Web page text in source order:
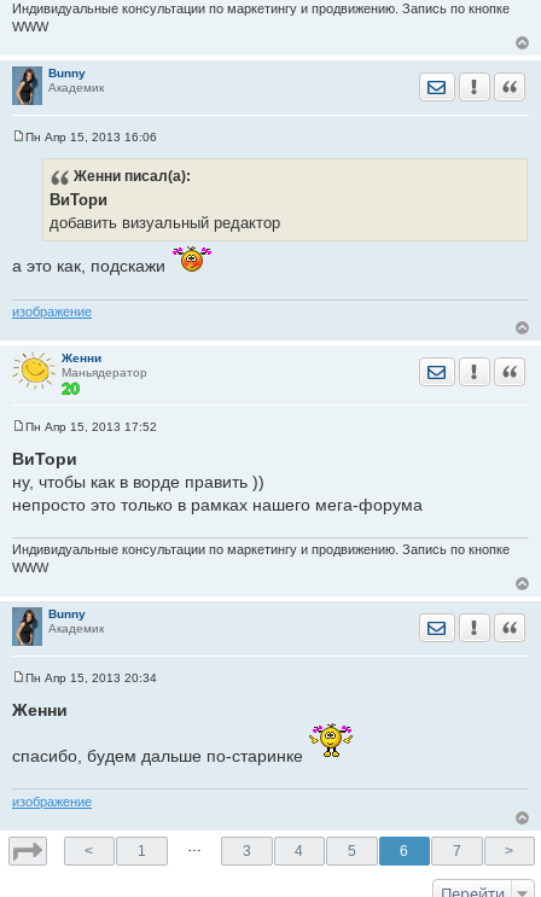
Индивидуальные консультации по маркетингу и продвижению. Запись по кнопке
WWW
Bunny
Академик
Отправить
е
Пн Апр 15, 2013 16:06
Женни писал(а):
ВиТори
добавить визуальный редактор
а это как, подскажи
изображение
Женни
Маньядератор
Отправить
о
б
е
и
е
Пн Апр 15, 2013 17:52
ВиТори
ну, чтобы как в ворде править ))
непросто это только в рамках нашего мега-форума
Индивидуальные консультации по маркетингу и продвижению. Запись по кнопке
WWW
Bunny
Академик
Отправить
о
о
е
и
е
Пн Апр 15, 2013 20:34
Женни
спасибо, будем дальше по-старинке
изображение
< 1 3 4 5 6 7 >